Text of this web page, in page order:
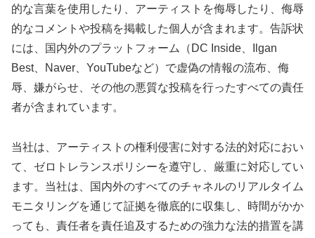
的な言葉を使用したり、アーティストを侮辱したり、侮辱
的なコメントや投稿を掲載した個人が含まれます。告訴状
には、国内外のプラットフォーム（DC Inside、Ilgan
Best、Naver、YouTubeなど）で虚偽の情報の流布、侮
辱、嫌がらせ、その他の悪質な投稿を行ったすべての責任
者が含まれています。
当社は、アーティストの権利侵害に対する法的対応におい
て、ゼロトレランスポリシーを遵守し、厳重に対応してい
ます。当社は、国内外のすべてのチャネルのリアルタイム
モニタリングを通じて証拠を徹底的に収集し、時間がかか
っても、責任者を責任追及するための強力な法的措置を講